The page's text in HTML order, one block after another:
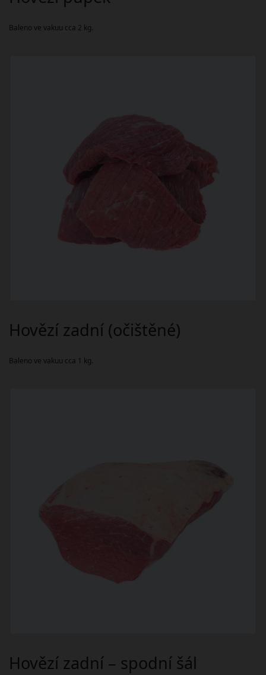
Baleno ve vakuu cca 2 kg.
Baleno ve vakuu cca 1 kg.
Hovězí zadní (očištěné)
Hovězí zadní – spodní šál